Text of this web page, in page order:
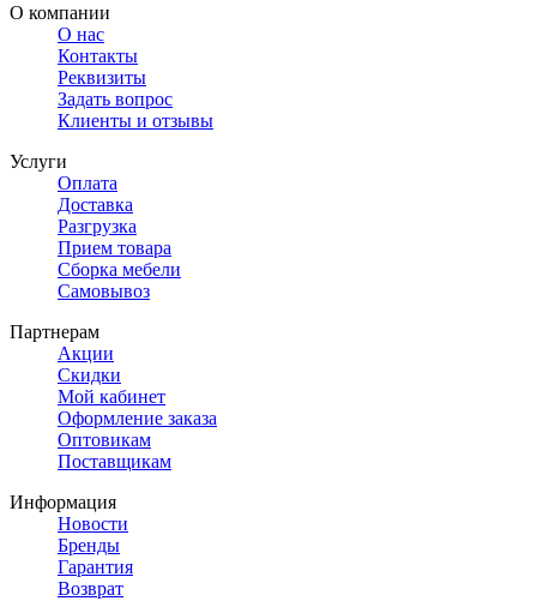
О компании
О нас
Контакты
Реквизиты
Задать вопрос
Клиенты и отзывы
Услуги
Оплата
Доставка
Разгрузка
Прием товара
Сборка мебели
Самовывоз
Партнерам
Акции
Скидки
Мой кабинет
Оформление заказа
Оптовикам
Поставщикам
Информация
Новости
Бренды
Гарантия
Возврат